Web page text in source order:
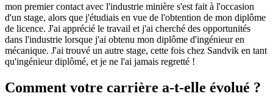
mon premier contact avec l'industrie minière s'est fait à l'occasion
d'un stage, alors que j'étudiais en vue de l'obtention de mon diplôme
de licence. J'ai apprécié le travail et j'ai cherché des opportunités
dans l'industrie lorsque j'ai obtenu mon diplôme d'ingénieur en
mécanique. J'ai trouvé un autre stage, cette fois chez Sandvik en tant
qu'ingénieur diplômé, et je ne l'ai jamais regretté !
Comment votre carrière a-t-elle évolué ?